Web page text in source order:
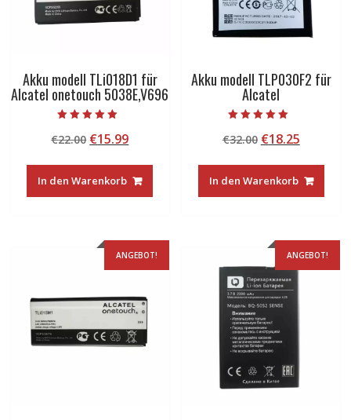
Akku modell TLi018D1 für
Alcatel onetouch 5038E,V696
5.00
von 5
€22.00 Ursprünglicher
war:
€22.00
€15.99Aktueller
ist:
€15.99.
In den Warenkorb
Akku modell TLP030F2 für
Alcatel
5.00
von 5
€32.00 Ursprünglicher
war:
€32.00
€18.25
ist:
€18.25.
In den Warenkorb
ANGEBOT! ANGEBOT!